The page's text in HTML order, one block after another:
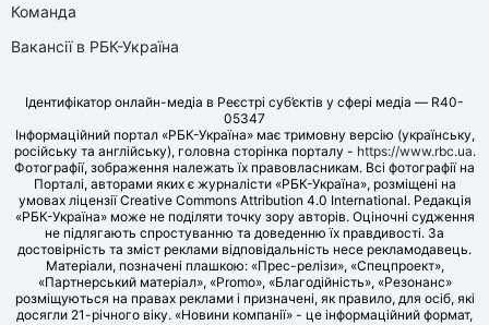
Команда
Вакансії в РБК-Україна
Ідентифікатор онлайн-медіа в Реєстрі суб’єктів у сфері медіа — R40-
05347
Інформаційний портал «РБК-Україна» має тримовну версію (українську,
російську та англійську), головна сторінка порталу - https://www.rbc.ua.
Фотографії, зображення належать їх правовласникам. Всі фотографії на
Порталі, авторами яких є журналісти «РБК-Україна», розміщені на
умовах ліцензії Creative Commons Attribution 4.0 International. Редакція
«РБК-Україна» може не поділяти точку зору авторів. Оціночні судження
не підлягають спростуванню та доведенню їх правдивості. За
достовірність та зміст реклами відповідальність несе рекламодавець.
Матеріали, позначені плашкою: «Прес-релізи», «Спецпроект»,
«Партнерський матеріал», «Promo», «Благодійність», «Резонанс»
розміщуються на правах реклами і призначені, як правило, для осіб, які
досягли 21-річного віку. «Новини компанії» - це інформаційний формат,